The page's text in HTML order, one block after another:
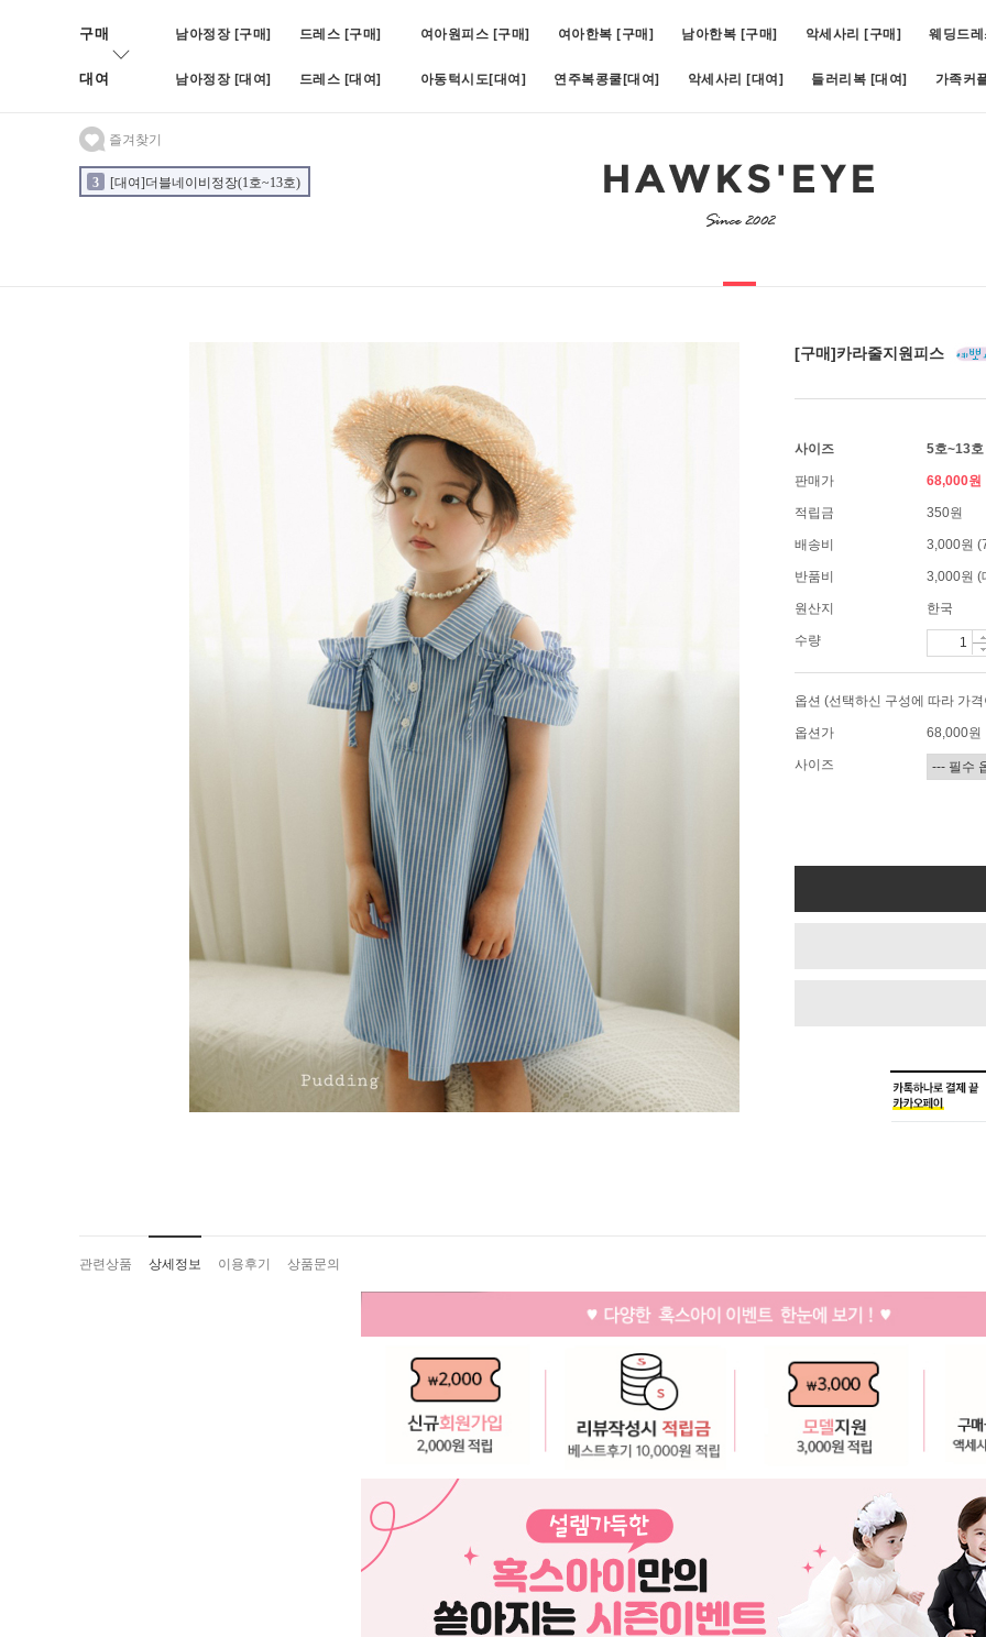
구매 남아정장 [구매] 드레스 [구매] 여아원피스 [구매] 여아한복 [구매] 남아한복 [구매] 악세사리 [구매] 웨딩드
대여 남아정장 [대여] 드레스 [대여] 아동턱시도[대여] 연주복콩쿨[대여] 악세사리 [대여] 들러리복 [대여] 가족커
즐겨찾기
3 [대여]더블네이비정장(1호~13호) [대여]쥬비화이트(1호~11호) [대여]아스터슬림턱시도(1호
[구매]카라줄지원피스
사이즈 5호~13호
판매가 68,000원
적립금 350원
배송비 3,000원
반품비 3,000원 (
원산지 한국
수량
옵션 (선택하신 구성에 따라 가
옵션가 68,000원
사이즈
관련상품 상세정보 이용후기 상품문의